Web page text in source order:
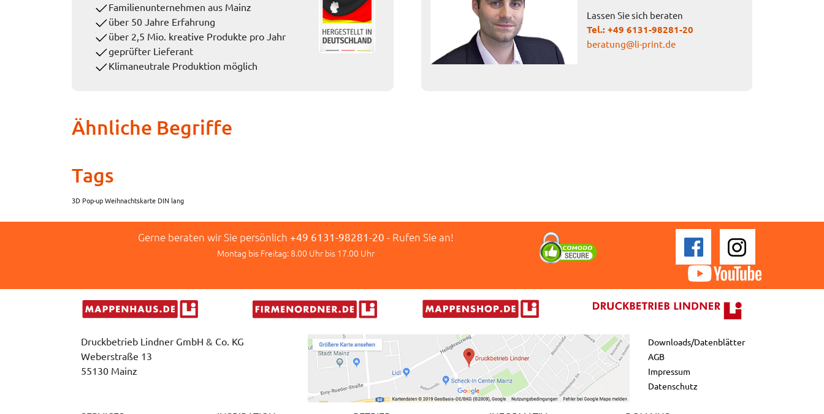
Familienunternehmen aus Mainz
über 50 Jahre Erfahrung
über 2,5 Mio. kreative Produkte pro Jahr
geprüfter Lieferant
Klimaneutrale Produktion möglich
Lassen Sie sich beraten
Tel.: +49 6131-98281-20
beratung@li-print.de
Ähnliche Begriffe
Tags
3D Pop-up Weihnachtskarte DIN lang
Gerne beraten wir Sie persönlich +49 6131-98281-20 - Rufen Sie an!
Montag bis Freitag: 8.00 Uhr bis 17.00 Uhr
Druckbetrieb Lindner GmbH & Co. KG
Weberstraße 13
55130 Mainz
Downloads/Datenblätter
AGB
Impressum
Datenschutz